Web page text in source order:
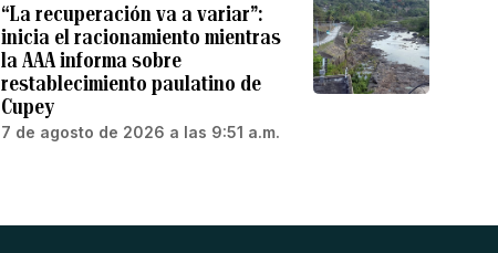
“La recuperación va a variar”:
inicia el racionamiento mientras
la AAA informa sobre
restablecimiento paulatino de
Cupey
7 de agosto de 2026 a las 9:51 a.m.